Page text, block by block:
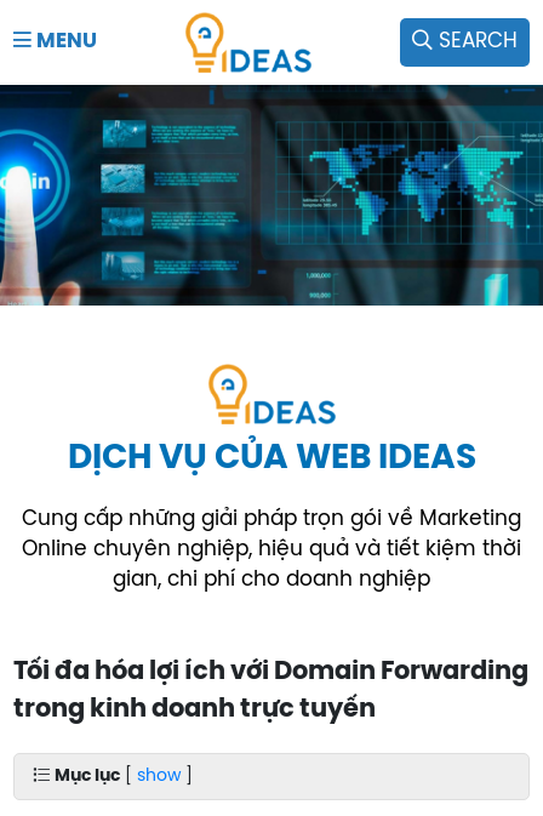
MENU SEARCH
DỊCH VỤ CỦA WEB IDEAS
Cung cấp những giải pháp trọn gói về Marketing
Online chuyên nghiệp, hiệu quả và tiết kiệm thời
gian, chi phí cho doanh nghiệp
Tối đa hóa lợi ích với Domain Forwarding
trong kinh doanh trực tuyến
Mục lục [show]